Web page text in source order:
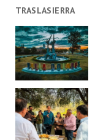
TRASLASIERRA